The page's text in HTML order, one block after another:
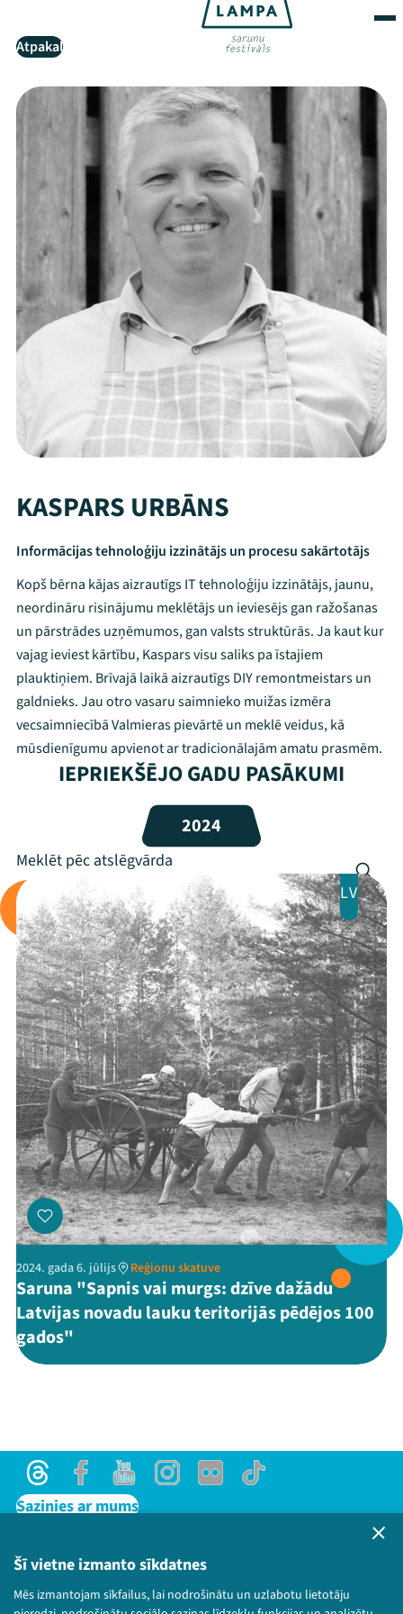
Šī vietne izmanto sīkdatnes
Mēs izmantojam sīkfailus, lai nodrošinātu un uzlabotu lietotāju
Mana programma
Festivāls
Programma
Arhīvs
Viņi bija LAMPĀ 2026
Jaunumi
Ziedo
Veikals
Kontakti
ThreadsFacebookYoutube
X Instagram
Flick TikTok
Atpakaļ
KASPARS URBĀNS
Informācijas tehnoloģiju izzinātājs un procesu sakārtotājs
Kopš bērna kājas aizrautīgs IT tehnoloģiju izzinātājs, jaunu,
neordināru risinājumu meklētājs un ieviesējs gan ražošanas
un pārstrādes uzņēmumos, gan valsts struktūrās. Ja kaut kur
vajag ieviest kārtību, Kaspars visu saliks pa īstajiem
plauktiņiem. Brīvajā laikā aizrautīgs DIY remontmeistars un
galdnieks. Jau otro vasaru saimnieko muižas izmēra
vecsaimniecībā Valmieras pievārtē un meklē veidus, kā
mūsdienīgumu apvienot ar tradicionālajām amatu prasmēm.
IEPRIEKŠĒJO GADU PASĀKUMI
2024
LV
2024. gada 6. jūlijs Reģionu skatuve
Saruna "Sapnis vai murgs: dzīve dažādu
Latvijas novadu lauku teritorijās pēdējos 100
gados"
ThreadsFacebookYoutubeInstagram
Flick TikTok
Sazinies ar mums
Lietošanas noteikumi un sīkdatņu politika
Bērnu aizsardzības politika
© 2026 Sarunu festivāls LAMPA Visas tiesības